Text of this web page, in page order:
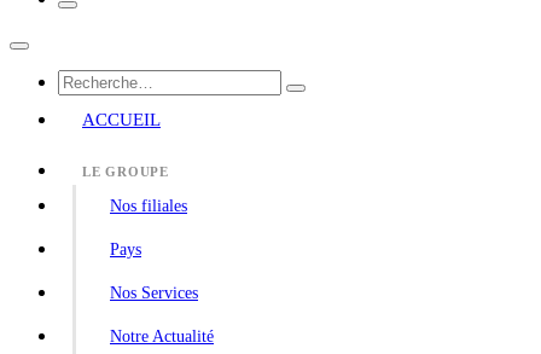
ACCUEIL
LE GROUPE
Nos filiales
Pays
Nos Services
Notre Actualité